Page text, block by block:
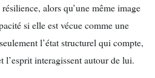
alors qu’une même image
si elle est vécue comme une
l’état structurel qui compte,
l’esprit interagissent autour de lui.